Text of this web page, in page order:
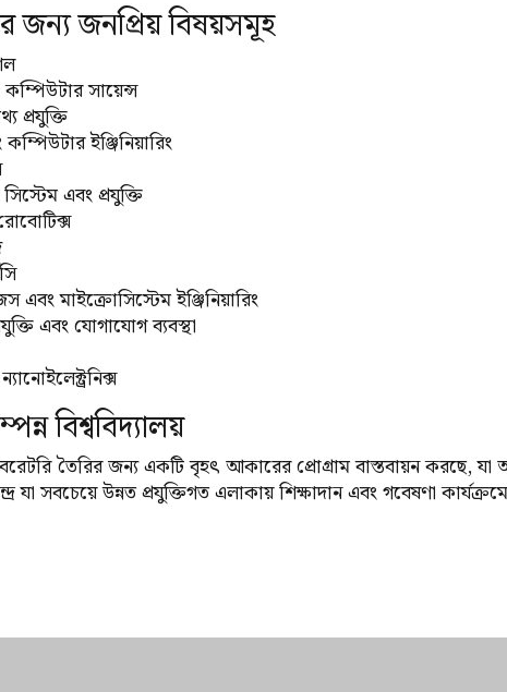
জন্য জনপ্রিয় বিষয়সমূহ
সায়েন্স
প্রযুক্তি
ইঞ্জিনিয়ারিং
এবং প্রযুক্তি
এবং মাইক্রোসিস্টেম ইঞ্জিনিয়ারিং
এবং যোগাযোগ ব্যবস্থা
বিশ্ববিদ্যালয়
তৈরির জন্য একটি বৃহৎ আকারের প্রোগ্রাম বাস্তবায়ন করছে,
যা সবচেয়ে উন্নত প্রযুক্তিগত এলাকায় শিক্ষাদান এবং গবেষণা